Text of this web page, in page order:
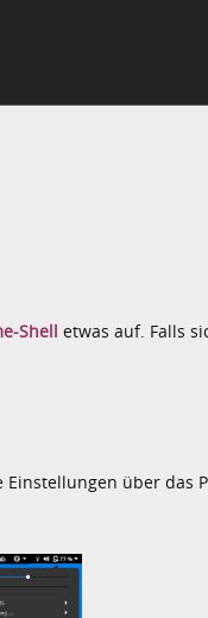
Shell etwas auf. Falls
über das